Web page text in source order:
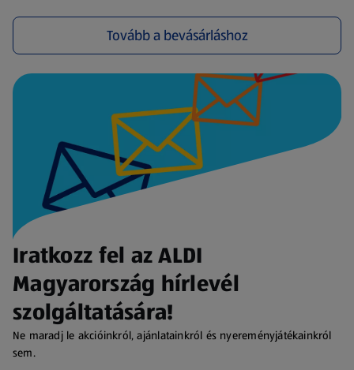
Tovább a bevásárláshoz
(új oldalon nyílik meg)
Iratkozz fel az ALDI
Magyarország hírlevél
szolgáltatására!
Ne maradj le akcióinkról, ajánlatainkról és nyereményjátékainkról
sem.